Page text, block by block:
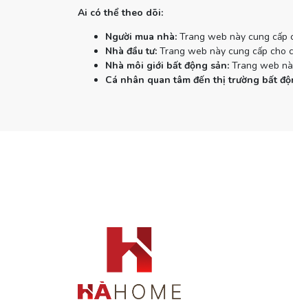
Ai có thể theo dõi:
Người mua nhà:Trang web này cung cấp
Nhà đầu tư:Trang web này cung cấp cho
Nhà môi giới bất động sản:Trang web
Cá nhân quan tâm đến thị trường bất